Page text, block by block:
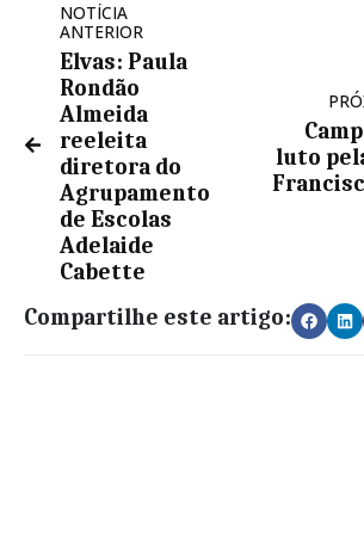
NOTÍCIA
ANTERIOR
Elvas: Paula
Rondão
Almeida
reeleita
diretora do
Agrupamento
de Escolas
Adelaide
Cabette
luto
Compartilhe este artigo: